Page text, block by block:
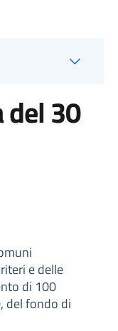
30
e delle
di 100
del fondo di